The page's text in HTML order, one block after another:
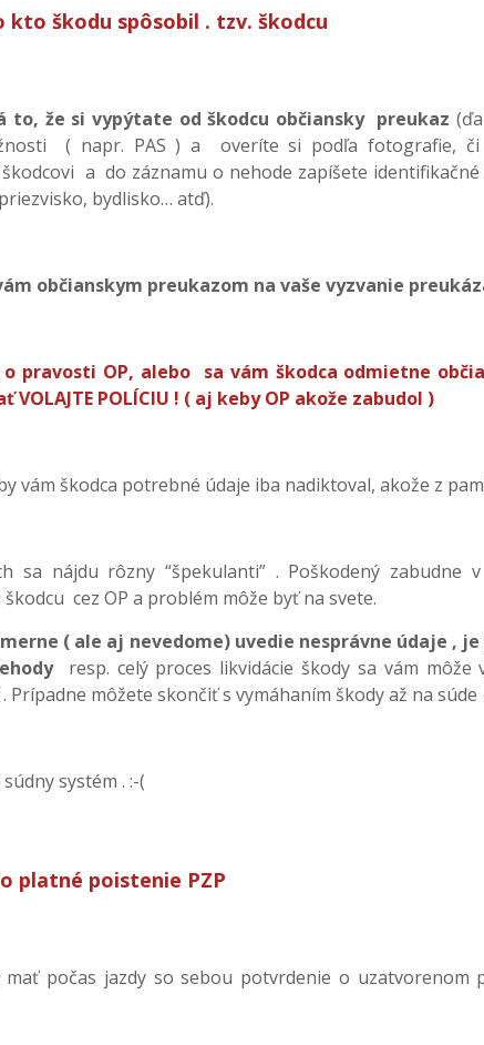
škodu spôsobil . tzv. škodcu
to, že si vypýtate od škodcu občiansky preukaz
( napr. PAS ) a overíte si podľa fotografie, či
a do záznamu o nehode zapíšete identifikačné
bydlisko… atď).
občianskym preukazom na vaše vyzvanie
pravosti OP, alebo sa vám škodca odmietne
POLÍCIU ! ( aj keby OP akože zabudol )
vám škodca potrebné údaje iba nadiktoval, akože z
sa nájdu rôzny “špekulanti” . Poškodený zabudne v
cez OP a problém môže byť na svete.
( ale aj nevedome) uvedie nesprávne údaje ,
resp. celý proces likvidácie škody sa vám môže
Prípadne môžete skončiť s vymáhaním škody až na súde
systém . :-(
platné poistenie PZP
mať počas jazdy so sebou potvrdenie o uzatvorenom